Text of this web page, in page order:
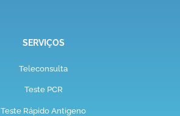
SERVIÇOS
Teleconsulta
Teste PCR
Teste Rápido Antigeno